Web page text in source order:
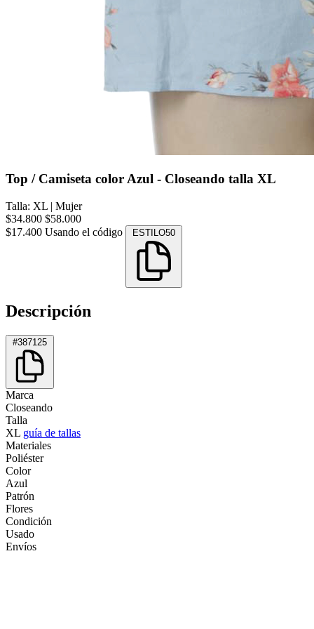
Top / Camiseta color Azul - Closeando talla XL
Talla: XL | Mujer
$34.800 $58.000
$17.400 Usando el código ESTILO50
Descripción
#387125
Marca
Closeando
Talla
XL guía de tallas
Materiales
Poliéster
Color
Azul
Patrón
Flores
Condición
Usado
Envíos